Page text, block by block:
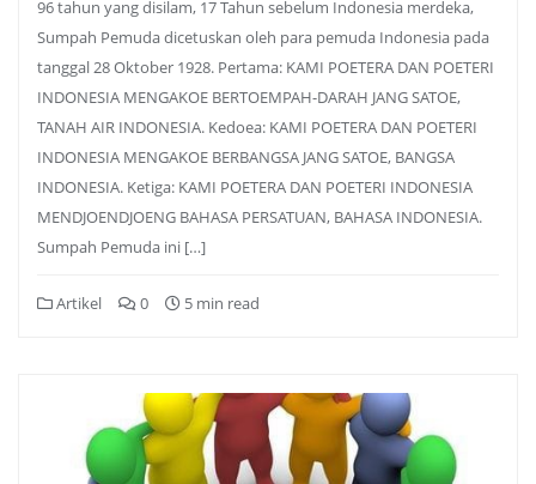
96 tahun yang disilam, 17 Tahun sebelum Indonesia merdeka,
Sumpah Pemuda dicetuskan oleh para pemuda Indonesia pada
tanggal 28 Oktober 1928. Pertama: KAMI POETERA DAN POETERI
INDONESIA MENGAKOE BERTOEMPAH-DARAH JANG SATOE,
TANAH AIR INDONESIA. Kedoea: KAMI POETERA DAN POETERI
INDONESIA MENGAKOE BERBANGSA JANG SATOE, BANGSA
INDONESIA. Ketiga: KAMI POETERA DAN POETERI INDONESIA
MENDJOENDJOENG BAHASA PERSATUAN, BAHASA INDONESIA.
Sumpah Pemuda ini […]
Artikel 0 5 min read